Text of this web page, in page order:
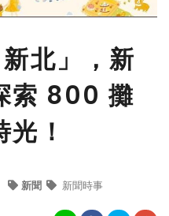
北」，新
索 800 攤
！
新聞 新聞時事